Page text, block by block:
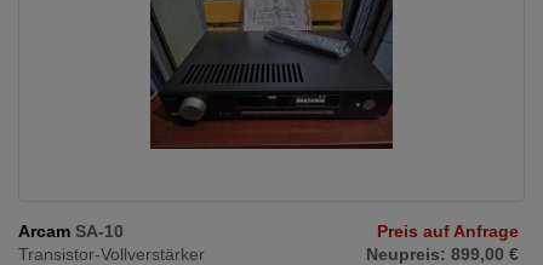
Arcam SA-10
Transistor-Vollverstärker
Preis auf Anfrage
Neupreis: 899,00 €